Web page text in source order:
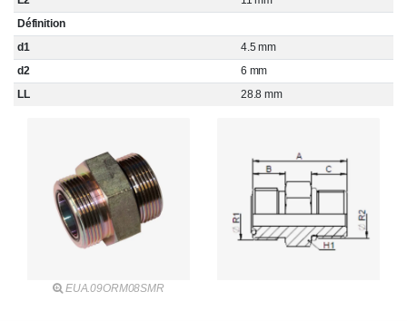
Définition
d1
4.5 mm
d2
6 mm
LL
28.8 mm
EUA.09ORM08SMR